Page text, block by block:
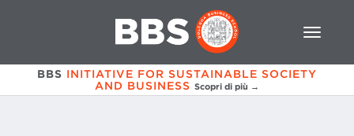
BBS INITIATIVE FOR SUSTAINABLE SOCIETY
AND BUSINESS Scopri di più →